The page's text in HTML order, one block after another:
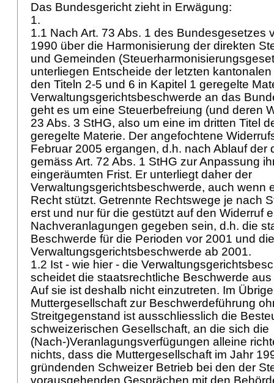
Das Bundesgericht zieht in Erwägung:
1.
1.1 Nach Art. 73 Abs. 1 des Bundesgesetzes
1990 über die Harmonisierung der direkten
und Gemeinden
unterliegen Entscheide der letzten
den Titeln 2-5 und 6 in Kapitel 1 geregelte
Verwaltungsgerichtsbeschwerde an das
geht es um eine Steuerbefreiung (und deren
23 Abs. 3 StHG, also um eine im dritten Titel
geregelte Materie. Der angefochtene
Februar 2005 ergangen, d.h. nach Ablauf der
gemäss Art. 72 Abs. 1 StHG zur Anpassung
eingeräumten Frist. Er unterliegt daher der
Verwaltungsgerichtsbeschwerde, auch wenn
Recht stützt. Getrennte Rechtswege je nach
erst und nur für die gestützt auf den Widerruf
Nachveranlagungen gegeben sein, d.h. die
Beschwerde für die Perioden vor 2001 und die
Verwaltungsgerichtsbeschwerde ab 2001.
1.2 Ist - wie hier - die
scheidet die staatsrechtliche Beschwerde aus
Auf sie ist deshalb nicht einzutreten. Im
Muttergesellschaft zur Beschwerdeführung
Streitgegenstand ist ausschliesslich die
schweizerischen Gesellschaft, an die sich die
(Nach-)Veranlagungsverfügungen alleine
nichts, dass die Muttergesellschaft im Jahr
gründenden Schweizer Betrieb bei den der
vorausgehenden Gesprächen mit den